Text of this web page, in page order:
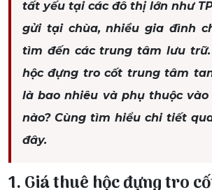
tất yếu tại các đô thị lớn như
gửi tại chùa, nhiều gia đình
tìm đến các trung tâm lưu
hộc đựng tro cốt trung tâm
là bao nhiêu và phụ thuộc
nào? Cùng tìm hiểu chi tiết
đây.
1. Giá thuê hộc đựng tro